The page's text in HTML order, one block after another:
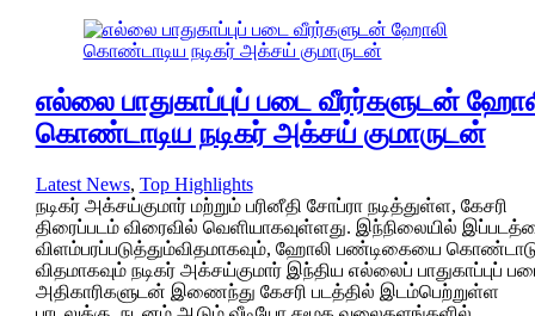
எல்லை பாதுகாப்புப் படை வீரர்களுடன்
கொண்டாடிய நடிகர் அக்சய் குமாருடன்
Latest News, Top Highlights
நடிகர் அக்சய்குமார் மற்றும் பரினீதி சோப்ரா நடித்துள்ள, கேசரி
திரைப்படம் விரைவில் வெளியாகவுள்ளது. இந்நிலையில்
விளம்பரப்படுத்தும்விதமாகவும், ஹோலி பண்டிகையை
விதமாகவும் நடிகர் அக்சய்குமார் இந்திய எல்லைப் பாதுகாப்புப்
அதிகாரிகளுடன் இணைந்து கேசரி படத்தில் இடம்பெற்றுள்ள